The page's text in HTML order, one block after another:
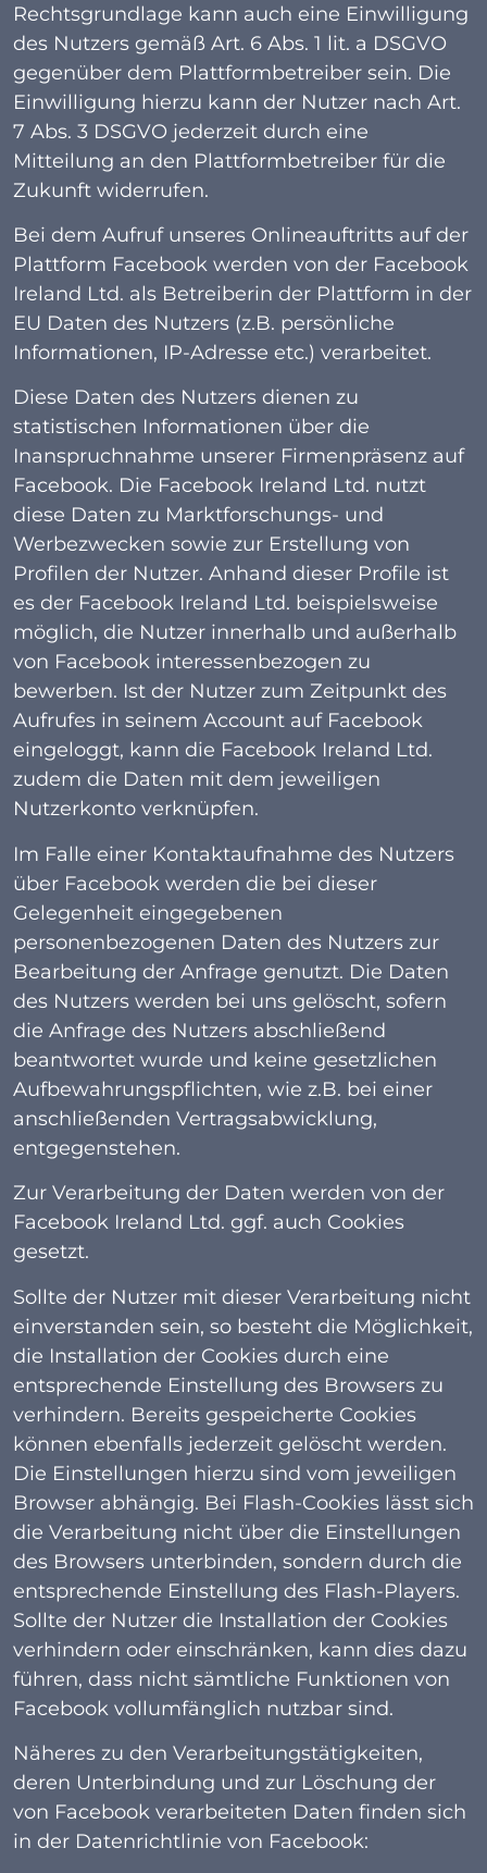
Rechtsgrundlage kann auch eine Einwilligung
des Nutzers gemäß Art. 6 Abs. 1 lit. a DSGVO
gegenüber dem Plattformbetreiber sein. Die
Einwilligung hierzu kann der Nutzer nach Art.
7 Abs. 3 DSGVO jederzeit durch eine
Mitteilung an den Plattformbetreiber für die
Zukunft widerrufen.
Bei dem Aufruf unseres Onlineauftritts auf der
Plattform Facebook werden von der Facebook
Ireland Ltd. als Betreiberin der Plattform in der
EU Daten des Nutzers (z.B. persönliche
Informationen, IP-Adresse etc.) verarbeitet.
Diese Daten des Nutzers dienen zu
statistischen Informationen über die
Inanspruchnahme unserer Firmenpräsenz auf
Facebook. Die Facebook Ireland Ltd. nutzt
diese Daten zu Marktforschungs- und
Werbezwecken sowie zur Erstellung von
Profilen der Nutzer. Anhand dieser Profile ist
es der Facebook Ireland Ltd. beispielsweise
möglich, die Nutzer innerhalb und außerhalb
von Facebook interessenbezogen zu
bewerben. Ist der Nutzer zum Zeitpunkt des
Aufrufes in seinem Account auf Facebook
eingeloggt, kann die Facebook Ireland Ltd.
zudem die Daten mit dem jeweiligen
Nutzerkonto verknüpfen.
Im Falle einer Kontaktaufnahme des Nutzers
über Facebook werden die bei dieser
Gelegenheit eingegebenen
personenbezogenen Daten des Nutzers zur
Bearbeitung der Anfrage genutzt. Die Daten
des Nutzers werden bei uns gelöscht, sofern
die Anfrage des Nutzers abschließend
beantwortet wurde und keine gesetzlichen
Aufbewahrungspflichten, wie z.B. bei einer
anschließenden Vertragsabwicklung,
entgegenstehen.
Zur Verarbeitung der Daten werden von der
Facebook Ireland Ltd. ggf. auch Cookies
gesetzt.
Sollte der Nutzer mit dieser Verarbeitung nicht
einverstanden sein, so besteht die Möglichkeit,
die Installation der Cookies durch eine
entsprechende Einstellung des Browsers zu
verhindern. Bereits gespeicherte Cookies
können ebenfalls jederzeit gelöscht werden.
Die Einstellungen hierzu sind vom jeweiligen
Browser abhängig. Bei Flash-Cookies lässt sich
die Verarbeitung nicht über die Einstellungen
des Browsers unterbinden, sondern durch die
entsprechende Einstellung des Flash-Players.
Sollte der Nutzer die Installation der Cookies
verhindern oder einschränken, kann dies dazu
führen, dass nicht sämtliche Funktionen von
Facebook vollumfänglich nutzbar sind.
Näheres zu den Verarbeitungstätigkeiten,
deren Unterbindung und zur Löschung der
von Facebook verarbeiteten Daten finden sich
in der Datenrichtlinie von Facebook: